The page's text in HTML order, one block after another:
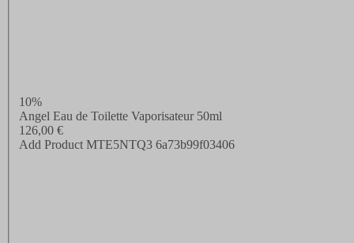
10%
Angel Eau de Toilette Vaporisateur 50ml
126,00 €
Add Product MTE5NTQ3 6a73b99f03406